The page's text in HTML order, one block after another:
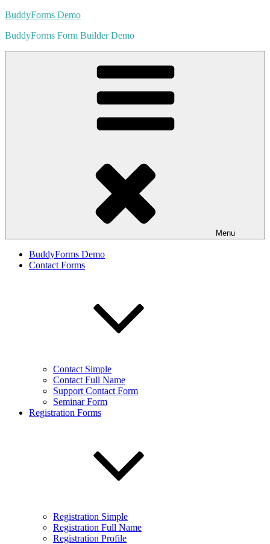
Skip
content
BuddyForms Demo
BuddyForms Form Builder Demo
Menu
BuddyForms Demo
Contact Forms
Contact Simple
Contact Full Name
Support Contact Form
Seminar Form
Registration Forms
Registration Simple
Registration Full Name
Registration Profile